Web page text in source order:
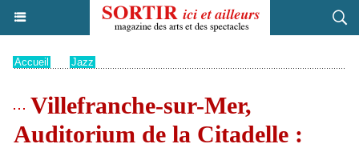
Accueil Jazz
Villefranche-sur-Mer,
Auditorium de la Citadelle :